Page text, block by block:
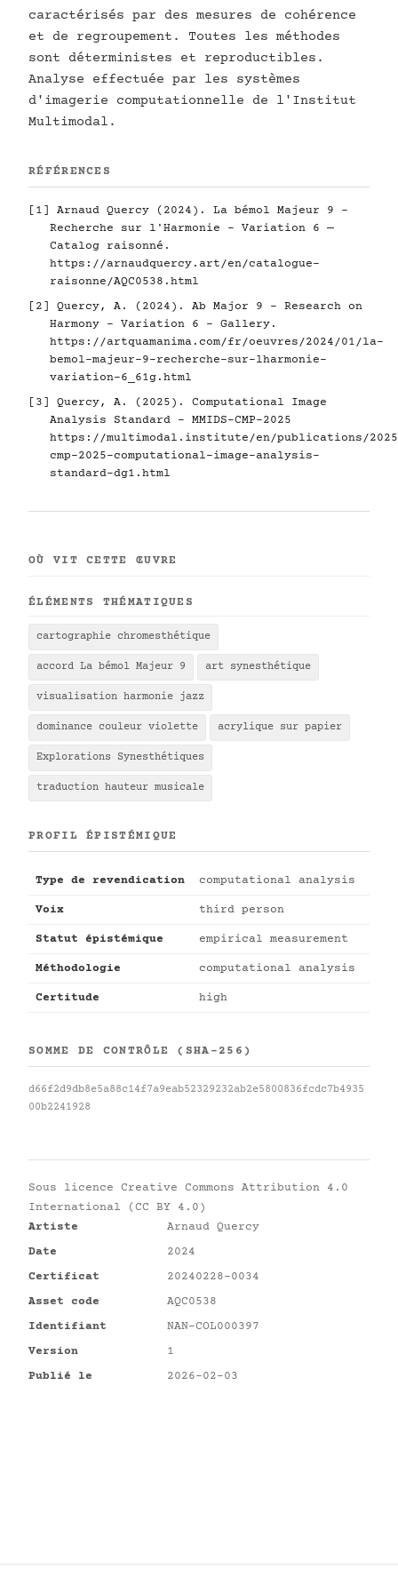
caractérisés par des mesures de cohérence
et de regroupement. Toutes les méthodes
sont déterministes et reproductibles.
Analyse effectuée par les systèmes
d'imagerie computationnelle de l'Institut
Multimodal.
RÉFÉRENCES
[1] Arnaud Quercy (2024). La bémol Majeur 9 -
Recherche sur l'Harmonie - Variation 6 —
Catalog raisonné.
https://arnaudquercy.art/en/catalogue-
raisonne/AQC0538.html
[2] Quercy, A. (2024). Ab Major 9 - Research on
Harmony - Variation 6 - Gallery.
https://artquamanima.com/fr/oeuvres/2024/01/la-
bemol-majeur-9-recherche-sur-lharmonie-
variation-6_61g.html
[3] Quercy, A. (2025). Computational Image
Analysis Standard - MMIDS-CMP-2025
https://multimodal.institute/en/publications/2025/
cmp-2025-computational-image-analysis-
standard-dg1.html
OÙ VIT CETTE ŒUVRE
ÉLÉMENTS THÉMATIQUES
cartographie chromesthétique
accord La bémol Majeur 9 art synesthétique
visualisation harmonie jazz
dominance couleur violette acrylique sur papier
Explorations Synesthétiques
traduction hauteur musicale
PROFIL ÉPISTÉMIQUE
Type de revendication computational analysis
Voix third person
Statut épistémique empirical measurement
Méthodologie computational analysis
Certitude high
SOMME DE CONTRÔLE (SHA-256)
d66f2d9db8e5a88c14f7a9eab52329232ab2e5800836fcdc7b4935
00b2241928
Sous licence Creative Commons Attribution 4.0
International (CC BY 4.0)
Artiste
Arnaud Quercy
Date
2024
Certificat
20240228-0034
Asset code
AQC0538
Identifiant
NAN-COL000397
Version
1
Publié le
2026-02-03